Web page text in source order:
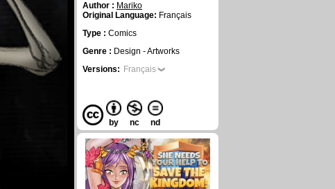
Author : Mariko
Original Language: Français
Type : Comics
Genre : Design - Artworks
Versions: Français
by nc nd